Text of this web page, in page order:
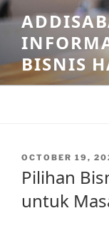
Skip
to
content
BISNIS
POSTED
ON
OCTOBER 19,
Pilihan
untuk